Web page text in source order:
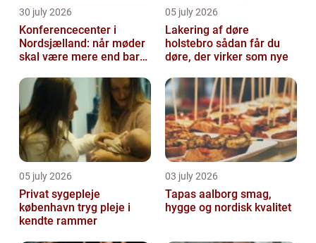
30 july 2026
Konferencecenter i
Nordsjælland: når møder
skal være mere end bare
05 july 2026
Lakering af døre
holstebro sådan får du
døre, der virker som nye
05 july 2026
Privat sygepleje
københavn tryg pleje i
kendte rammer
03 july 2026
Tapas aalborg smag,
hygge og nordisk kvalitet